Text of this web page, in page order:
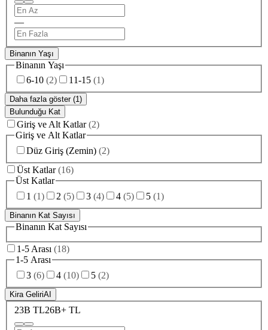
—
Binanın Yaşı
Binanın Yaşı
6-10 (2) 11-15 (1)
Daha fazla göster (1)
Bulunduğu Kat
Giriş ve Alt Katlar (2)
Giriş ve Alt Katlar
Düz Giriş (Zemin) (2)
Üst Katlar (16)
Üst Katlar
1 (1) 2 (5) 3 (4) 4 (5) 5 (1)
Binanın Kat Sayısı
Binanın Kat Sayısı
1-5 Arası (18)
1-5 Arası
3 (6) 4 (10) 5 (2)
Kira GeliriAI
23B TL26B+ TL